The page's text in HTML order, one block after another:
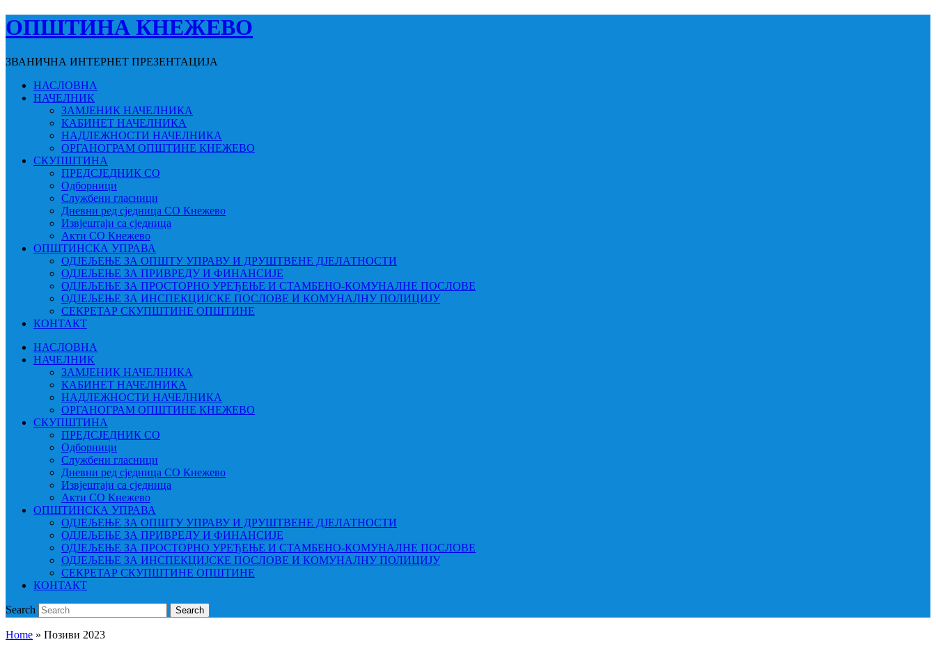
ОПШТИНА КНЕЖЕВО
ЗВАНИЧНА ИНТЕРНЕТ ПРЕЗЕНТАЦИЈА
НАСЛОВНА
НАЧЕЛНИК
ЗАМЈЕНИК НАЧЕЛНИКА
КАБИНЕТ НАЧЕЛНИКА
НАДЛЕЖНОСТИ НАЧЕЛНИКА
ОРГАНОГРАМ ОПШТИНЕ КНЕЖЕВО
СКУПШТИНА
ПРЕДСЈЕДНИК СО
Одборници
Службени гласници
Дневни ред сједница СО Кнежево
Извјештаји са сједница
Акти СО Кнежево
ОПШТИНСКА УПРАВА
ОДЈЕЉЕЊЕ ЗА ОПШТУ УПРАВУ И ДРУШТВЕНЕ ДЈЕЛАТНОСТИ
ОДЈЕЉЕЊЕ ЗА ПРИВРЕДУ И ФИНАНСИЈЕ
ОДЈЕЉЕЊЕ ЗА ПРОСТОРНО УРЕЂЕЊЕ И СТАМБЕНО-КОМУНАЛНЕ ПОСЛОВЕ
ОДЈЕЉЕЊЕ ЗА ИНСПЕКЦИЈСКЕ ПОСЛОВЕ И КОМУНАЛНУ ПОЛИЦИЈУ
СЕКРЕТАР СКУПШТИНЕ ОПШТИНЕ
КОНТАКТ
НАСЛОВНА
НАЧЕЛНИК
ЗАМЈЕНИК НАЧЕЛНИКА
КАБИНЕТ НАЧЕЛНИКА
НАДЛЕЖНОСТИ НАЧЕЛНИКА
ОРГАНОГРАМ ОПШТИНЕ КНЕЖЕВО
СКУПШТИНА
ПРЕДСЈЕДНИК СО
Одборници
Службени гласници
Дневни ред сједница СО Кнежево
Извјештаји са сједница
Акти СО Кнежево
ОПШТИНСКА УПРАВА
ОДЈЕЉЕЊЕ ЗА ОПШТУ УПРАВУ И ДРУШТВЕНЕ ДЈЕЛАТНОСТИ
ОДЈЕЉЕЊЕ ЗА ПРИВРЕДУ И ФИНАНСИЈЕ
ОДЈЕЉЕЊЕ ЗА ПРОСТОРНО УРЕЂЕЊЕ И СТАМБЕНО-КОМУНАЛНЕ ПОСЛОВЕ
ОДЈЕЉЕЊЕ ЗА ИНСПЕКЦИЈСКЕ ПОСЛОВЕ И КОМУНАЛНУ ПОЛИЦИЈУ
СЕКРЕТАР СКУПШТИНЕ ОПШТИНЕ
КОНТАКТ
Search Search
Home » Позиви 2023